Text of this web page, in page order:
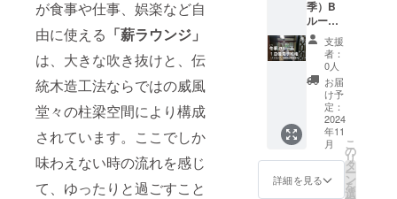
が食事や仕事、娯楽など自
由に使える 「薪ラウンジ」
は、大きな吹き抜けと、伝
統木造工法ならではの威風
堂々の柱梁空間により構成
されています。ここでしか
味わえない時の流れを感じ
て、ゆったりと過ごすこと
シーズ
ン（12
月上旬
～5月上
旬） 支
援をい
ただい
た後
に、運
営側か
らのご
案内に
よ
り、空
間づく
りのご
相談に
のりま
す。 ・
ラフプ
ランの
検討や
デザイ
ンのご
提案が
可能で
季）B
ルーム
１日優
先予約
権（フ
ジロッ
ク、長
岡花火
期間除
く）】
「THE
ITAYA」
施設完
支援
者：
0人
お届
け予
定：
2024
年11
月
詳細を見る
こ
の
リ
タ
ー
ン
を
選